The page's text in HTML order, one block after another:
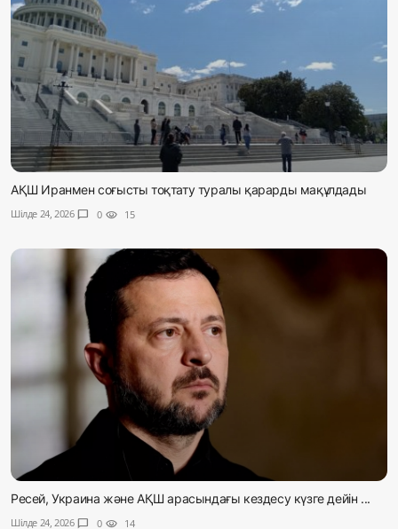
АҚШ Иранмен соғысты тоқтату туралы қарарды мақұлдады
Шілде 24, 2026 chat_bubble 0 visibility 15
Ресей, Украина және АҚШ арасындағы кездесу күзге дейін ...
Шілде 24, 2026 chat_bubble 0 visibility 14